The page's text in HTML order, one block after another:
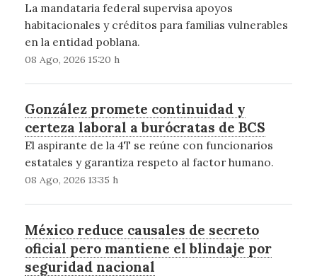
La mandataria federal supervisa apoyos
habitacionales y créditos para familias vulnerables
en la entidad poblana.
08 Ago, 2026 15:20 h
González promete continuidad y
certeza laboral a burócratas de BCS
El aspirante de la 4T se reúne con funcionarios
estatales y garantiza respeto al factor humano.
08 Ago, 2026 13:35 h
México reduce causales de secreto
oficial pero mantiene el blindaje por
seguridad nacional